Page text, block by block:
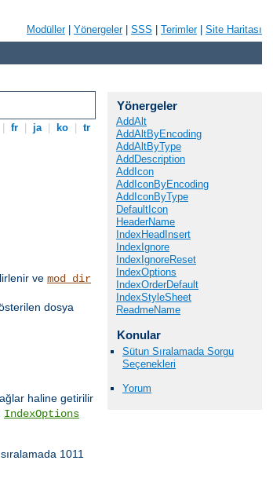
Modüller| Yönergeler| SSS Terimler| Site Haritası
fr ja ko tr
ve mod_dir
dosya
haline getirilir
IndexOptions
1011
Yönergeler
AddAlt
AddAltByEncoding
AddAltByType
AddDescription
AddIcon
AddIconByEncoding
AddIconByType
DefaultIcon
HeaderName
IndexHeadInsert
IndexIgnore
IndexIgnoreReset
IndexOptions
IndexOrderDefault
IndexStyleSheet
ReadmeName
Konular
Sütun Sıralamada Sorgu
Seçenekleri
Yorum